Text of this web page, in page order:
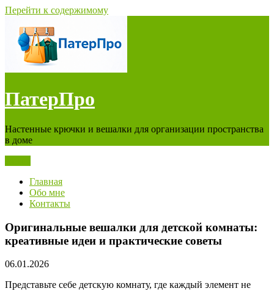
Перейти к содержимому
ПатерПро
Настенные крючки и вешалки для организации пространства
в доме
Главная
Обо мне
Контакты
Оригинальные вешалки для детской комнаты:
креативные идеи и практические советы
06.01.2026
Представьте себе детскую комнату, где каждый элемент не